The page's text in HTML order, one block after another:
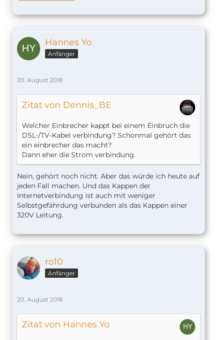
Hannes Yo
Anfänger
20. August 2018
Zitat von Dennis_BE
Welcher Einbrecher kappt bei einem Einbruch die
DSL-/TV-Kabel verbindung? Schonmal gehört das
ein einbrecher das macht?
Dann eher die Strom verbindung.
Nein, gehört noch nicht. Aber das würde ich heute auf
jeden Fall machen. Und das Kappen der
Internetverbindung ist auch mit weniger
Selbstgefährdung verbunden als das Kappen einer
320V Leitung.
ro10
Anfänger
20. August 2018
Zitat von Hannes Yo